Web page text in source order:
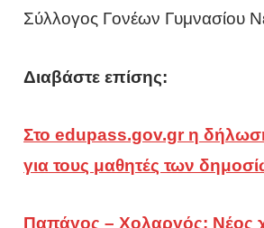
Σύλλογος Γονέων Γυμνασίου
Διαβάστε επίσης:
Στο edupass.gov.gr η
για τους μαθητές των
Παπάγος – Χολαργός: Νέος